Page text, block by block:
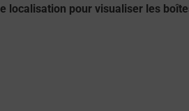
localisation pour visualiser les